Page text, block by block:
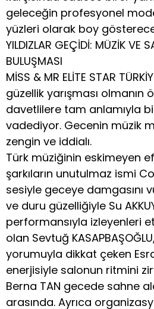
geleceğin profesyonel
yüzleri olarak boy
YILDIZLAR GEÇİDİ: MÜZİK VE
BULUŞMASI
MİSS & MR ELİTE STAR
güzellik yarışması olmanın
davetlilere tam anlamıyla
vadediyor. Gecenin müzik
zengin ve iddialı.
Türk müziğinin eskimeyen
şarkıların unutulmaz ismi
sesiyle geceye damgasını
ve duru güzelliğiyle Su
performansıyla izleyenleri
olan Sevtuğ
yorumuyla dikkat çeken
enerjisiyle salonun ritmini
Berna TAN gecede sahne
arasında. Ayrıca